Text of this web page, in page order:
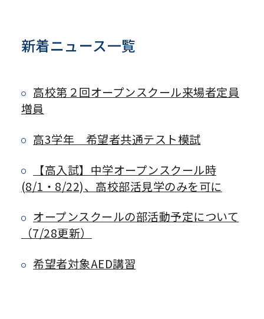
新着ニュース一覧
高校第２回オープンスクール来場者定員
増員
高3学年 希望者共通テスト模試
【高入試】中学オープンスクール時
(8/1・8/22)、高校部活見学のみを可に
オープンスクールの部活動予定について
（7/28更新）
希望者対象AED講習